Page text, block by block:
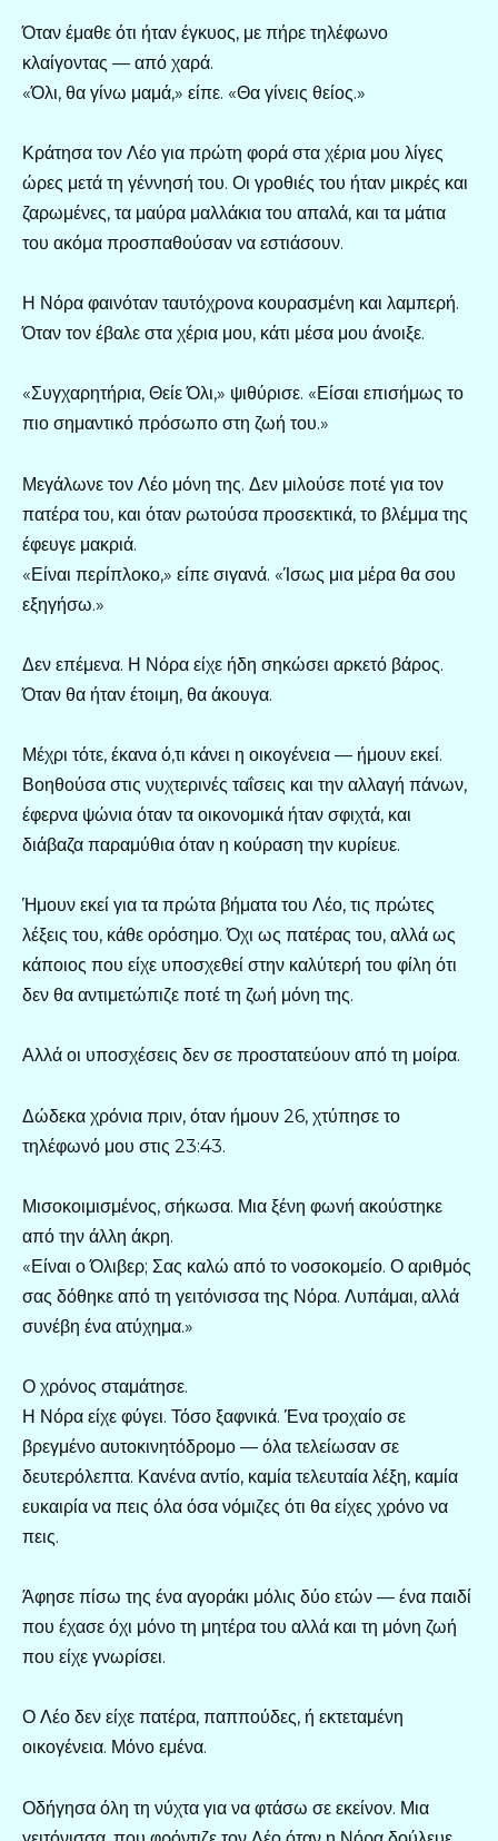
Όταν έμαθε ότι ήταν έγκυος, με πήρε τηλέφωνο
κλαίγοντας — από χαρά.
«Όλι, θα γίνω μαμά,» είπε. «Θα γίνεις θείος.»
Κράτησα τον Λέο για πρώτη φορά στα χέρια μου λίγες
ώρες μετά τη γέννησή του. Οι γροθιές του ήταν μικρές και
ζαρωμένες, τα μαύρα μαλλάκια του απαλά, και τα μάτια
του ακόμα προσπαθούσαν να εστιάσουν.
Η Νόρα φαινόταν ταυτόχρονα κουρασμένη και λαμπερή.
Όταν τον έβαλε στα χέρια μου, κάτι μέσα μου άνοιξε.
«Συγχαρητήρια, Θείε Όλι,» ψιθύρισε. «Είσαι επισήμως το
πιο σημαντικό πρόσωπο στη ζωή του.»
Μεγάλωνε τον Λέο μόνη της. Δεν μιλούσε ποτέ για τον
πατέρα του, και όταν ρωτούσα προσεκτικά, το βλέμμα της
έφευγε μακριά.
«Είναι περίπλοκο,» είπε σιγανά. «Ίσως μια μέρα θα σου
εξηγήσω.»
Δεν επέμενα. Η Νόρα είχε ήδη σηκώσει αρκετό βάρος.
Όταν θα ήταν έτοιμη, θα άκουγα.
Μέχρι τότε, έκανα ό,τι κάνει η οικογένεια — ήμουν εκεί.
Βοηθούσα στις νυχτερινές ταΐσεις και την αλλαγή πάνων,
έφερνα ψώνια όταν τα οικονομικά ήταν σφιχτά, και
διάβαζα παραμύθια όταν η κούραση την κυρίευε.
Ήμουν εκεί για τα πρώτα βήματα του Λέο, τις πρώτες
λέξεις του, κάθε ορόσημο. Όχι ως πατέρας του, αλλά ως
κάποιος που είχε υποσχεθεί στην καλύτερή του φίλη ότι
δεν θα αντιμετώπιζε ποτέ τη ζωή μόνη της.
Αλλά οι υποσχέσεις δεν σε προστατεύουν από τη μοίρα.
Δώδεκα χρόνια πριν, όταν ήμουν 26, χτύπησε το
τηλέφωνό μου στις 23:43.
Μισοκοιμισμένος, σήκωσα. Μια ξένη φωνή ακούστηκε
από την άλλη άκρη.
«Είναι ο Όλιβερ; Σας καλώ από το νοσοκομείο. Ο αριθμός
σας δόθηκε από τη γειτόνισσα της Νόρα. Λυπάμαι, αλλά
συνέβη ένα ατύχημα.»
Ο χρόνος σταμάτησε.
Η Νόρα είχε φύγει. Τόσο ξαφνικά. Ένα τροχαίο σε
βρεγμένο αυτοκινητόδρομο — όλα τελείωσαν σε
δευτερόλεπτα. Κανένα αντίο, καμία τελευταία λέξη, καμία
ευκαιρία να πεις όλα όσα νόμιζες ότι θα είχες χρόνο να
πεις.
Άφησε πίσω της ένα αγοράκι μόλις δύο ετών — ένα παιδί
που έχασε όχι μόνο τη μητέρα του αλλά και τη μόνη ζωή
που είχε γνωρίσει.
Ο Λέο δεν είχε πατέρα, παππούδες, ή εκτεταμένη
οικογένεια. Μόνο εμένα.
Οδήγησα όλη τη νύχτα για να φτάσω σε εκείνον. Μια